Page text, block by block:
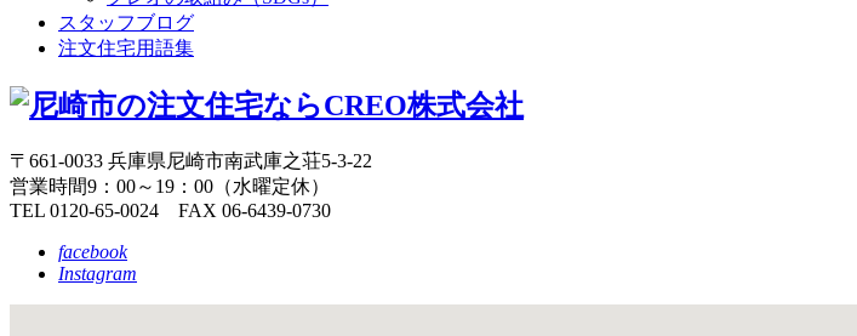
スタッフブログ
注文住宅用語集
〒661-0033 兵庫県尼崎市南武庫之荘5-3-22
営業時間9：00～19：00（水曜定休）
TEL 0120-65-0024 FAX 06-6439-0730
facebook
Instagram